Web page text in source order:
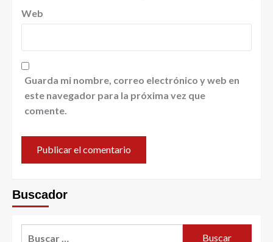
Web
Guarda mi nombre, correo electrónico y web en
este navegador para la próxima vez que
comente.
Buscador